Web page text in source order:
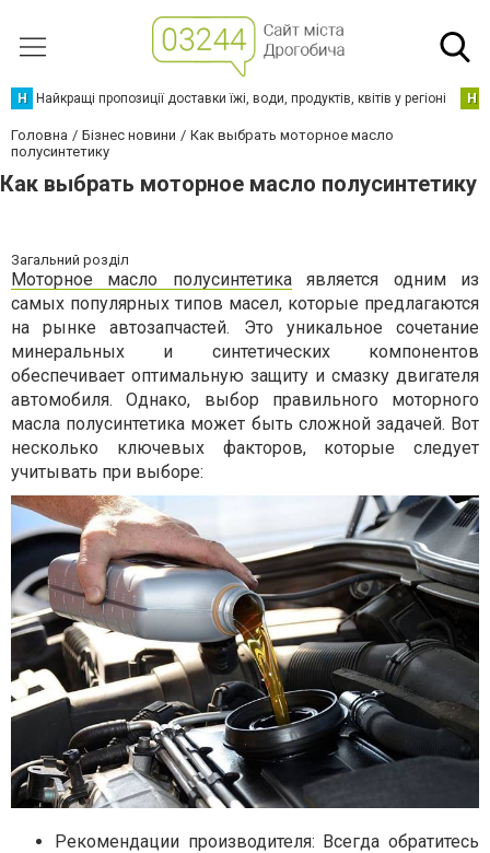
Н Найкращі пропозиції доставки їжі, води, продуктів, квітів у регіоні Н
Головна Бізнес новини
Как выбрать моторное масло
полусинтетику
Как выбрать моторное масло полусинтетику
Загальний розділ
Моторное масло полусинтетикаявляется одним из
самых популярных типов масел, которые предлагаются
на рынке автозапчастей. Это уникальное сочетание
минеральных и синтетических компонентов
обеспечивает оптимальную защиту и смазку двигателя
автомобиля. Однако, выбор правильного моторного
масла полусинтетика может быть сложной задачей. Вот
несколько ключевых факторов, которые следует
учитывать при выборе:
Рекомендации производителя: Всегда обратитесь